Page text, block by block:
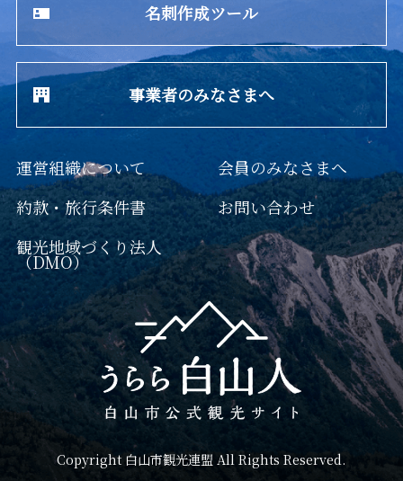
名刺作成ツール
事業者のみなさまへ
運営組織について
約款・旅行条件書
観光地域づくり法人
（DMO）
会員のみなさまへ
お問い合わせ
Copyright 白山市観光連盟 All Rights Reserved.